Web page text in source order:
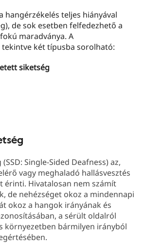
hangérzékelés teljes hiányával
de sok esetben felfedezhető a
maradványa. A
két típusba sorolható:
siketség
Single-Sided Deafness) az,
vagy meghaladó hallásvesztés
érinti. Hivatalosan nem számít
de nehézséget okoz a mindennapi
okoz a hangok irányának és
a sérült oldalról
környezetben bármilyen irányból